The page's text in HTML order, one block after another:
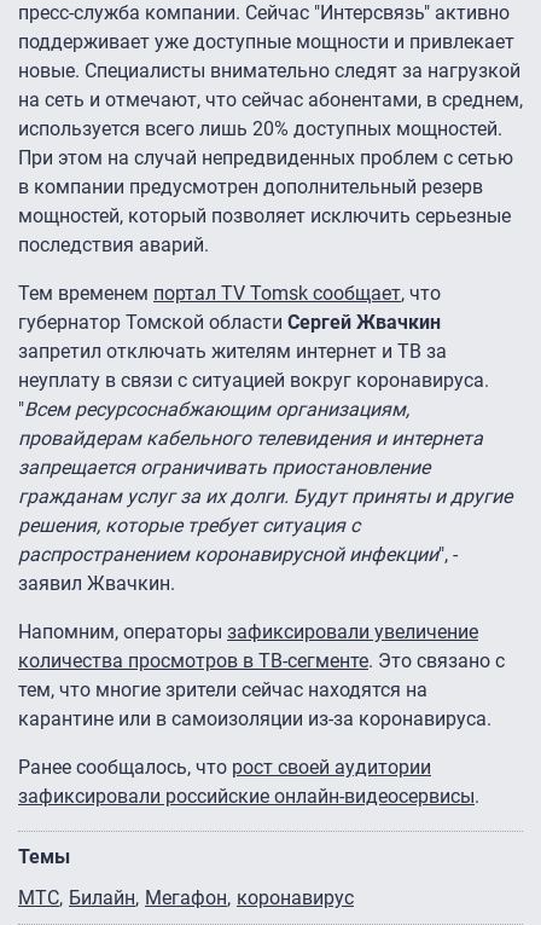
пресс-служба компании. Сейчас "Интерсвязь" активно
поддерживает уже доступные мощности и привлекает
новые. Специалисты внимательно следят за нагрузкой
на сеть и отмечают, что сейчас абонентами, в среднем,
используется всего лишь 20% доступных мощностей.
При этом на случай непредвиденных проблем с сетью
в компании предусмотрен дополнительный резерв
мощностей, который позволяет исключить серьезные
последствия аварий.
Тем временем портал TV Tomsk сообщает, что
губернатор Томской области Сергей Жвачкин
запретил отключать жителям интернет и ТВ за
неуплату в связи с ситуацией вокруг коронавируса.
"Всем ресурсоснабжающим организациям,
провайдерам кабельного телевидения и интернета
запрещается ограничивать приостановление
гражданам услуг за их долги. Будут приняты и другие
решения, которые требует ситуация с
распространением коронавирусной инфекции", -
заявил Жвачкин.
Напомним, операторы зафиксировали увеличение
количества просмотров в ТВ-сегменте. Это связано с
тем, что многие зрители сейчас находятся на
карантине или в самоизоляции из-за коронавируса.
Ранее сообщалось, что рост своей аудитории
зафиксировали российские онлайн-видеосервисы.
Темы
МТС Билайн Мегафон коронавирус